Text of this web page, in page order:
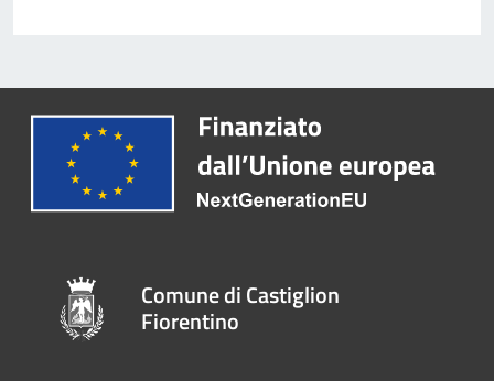
Comune di Castiglion
Fiorentino